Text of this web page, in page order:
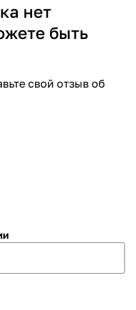
нет
быть
свой отзыв об